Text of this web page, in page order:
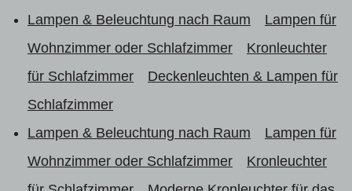
Lampen & Beleuchtung nach Raum
Lampen für
Wohnzimmer oder Schlafzimmer
Kronleuchter
für Schlafzimmer
Deckenleuchten & Lampen für
Schlafzimmer
Lampen & Beleuchtung nach Raum
Lampen für
Wohnzimmer oder Schlafzimmer
Kronleuchter